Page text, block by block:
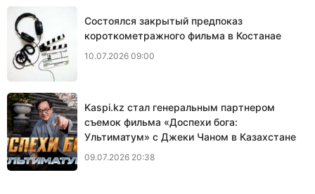
Состоялся закрытый предпоказ
короткометражного фильма в Костанае
10.07.2026 09:00
Kaspi.kz стал генеральным партнером
съемок фильма «Доспехи бога:
Ультиматум» с Джеки Чаном в Казахстане
09.07.2026 20:38